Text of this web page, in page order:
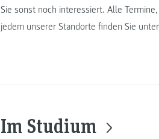
Sie sonst noch interessiert. Alle
jedem unserer Standorte finden Sie unter
Im Studium